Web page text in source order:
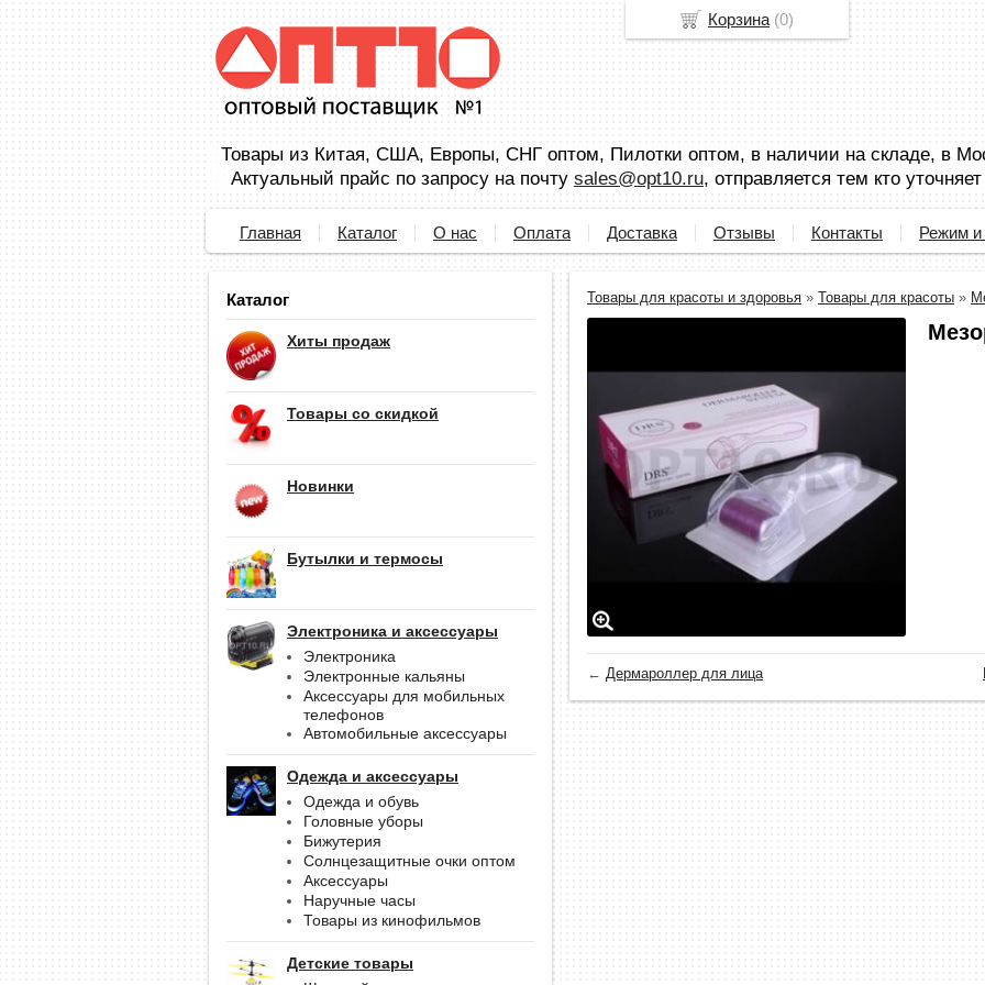
Товары из Китая, США, Европы, СНГ оптом, Пилотки оптом, в наличии на складе, в
Актуальный прайс по запросу на почту sales@opt10.ru, отправляется тем кто
Главная Каталог О нас Оплата Доставка Отзывы Контакты Режим и
Каталог
Хиты продаж
Товары со скидкой
Новинки
Бутылки и термосы
Электроника и аксессуары
Электроника
Электронные кальяны
Аксессуары для мобильных
телефонов
Автомобильные аксессуары
Одежда и аксессуары
Одежда и обувь
Головные уборы
Бижутерия
Солнцезащитные очки оптом
Аксессуары
Наручные часы
Товары из кинофильмов
Детские товары
Товары для красоты и здоровья » Товары для красоты »
← Дермароллер для лица
Корзина (0)